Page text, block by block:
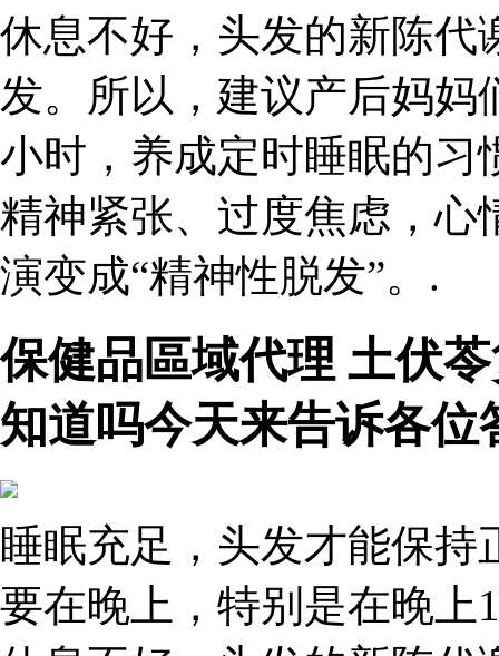
休息不好，头发的新陈代
发。所以，建议产后妈妈
小时，养成定时睡眠的习
精神紧张、过度焦虑，心
演变成“精神性脱发”。.
保健品區域代理 土伏
知道吗今天来告诉各位
睡眠充足，头发才能保
要在晚上，特别是在晚上